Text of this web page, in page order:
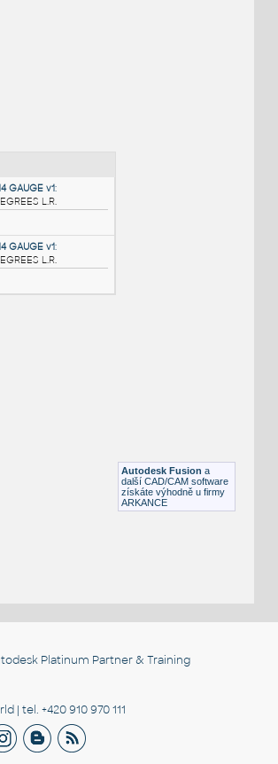
Autodesk Fusion a
další CAD/CAM software
získáte výhodně u firmy
ARKANCE
Platinum Partner & Training
| tel. +420 910 970 111